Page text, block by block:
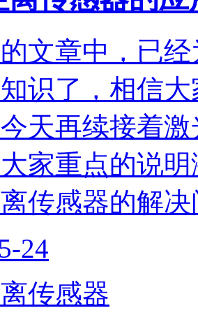
文章中，已
识了，相信
天再续接着
家重点的说
传感器的解
24
传感器